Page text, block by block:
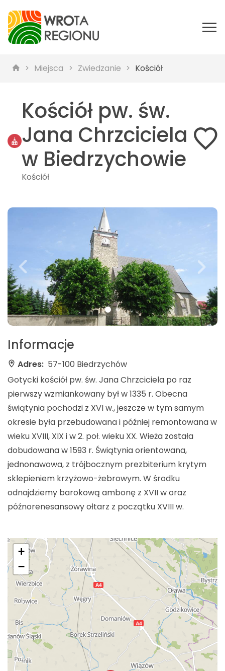
Miejsca Zwiedzanie Kościół
Kościół pw. św.
Jana Chrzciciela
w Biedrzychowie
Kościół
Informacje
Adres: 57-100 Biedrzychów
Gotycki kościół pw. św. Jana Chrzciciela po raz
pierwszy wzmiankowany był w 1335 r. Obecna
świątynia pochodzi z XVI w., jeszcze w tym samym
okresie była przebudowana i później remontowana w
wieku XVIII, XIX i w 2. poł. wieku XX. Wieża została
dobudowana w 1593 r. Świątynia orientowana,
jednonawowa, z trójbocznym prezbiterium krytym
sklepieniem krzyżowo-żebrowym. W środku
odnajdziemy barokową ambonę z XVII w oraz
późnorenesansowy ołtarz z początku XVIII w.
+
−